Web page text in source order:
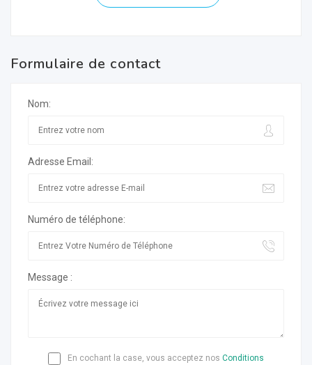
Formulaire de contact
Nom:
Adresse Email:
Numéro de téléphone:
Message :
En cochant la case, vous acceptez nos Conditions